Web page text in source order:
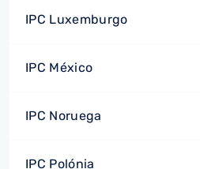
IPC Luxemburgo
IPC México
IPC Noruega
IPC Polónia